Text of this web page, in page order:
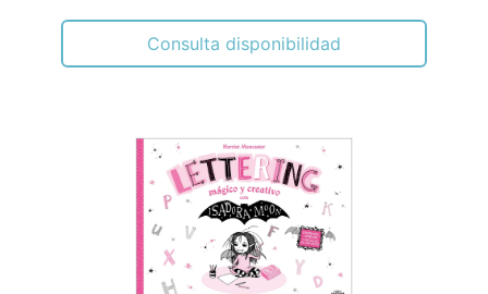
Consulta disponibilidad